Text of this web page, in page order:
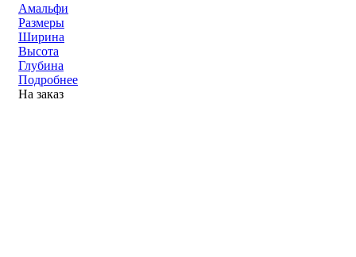
Амальфи
Размеры
Ширина
Высота
Глубина
Подробнее
На заказ